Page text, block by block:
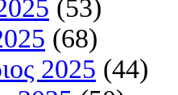
(53)
(68)
2025 (44)